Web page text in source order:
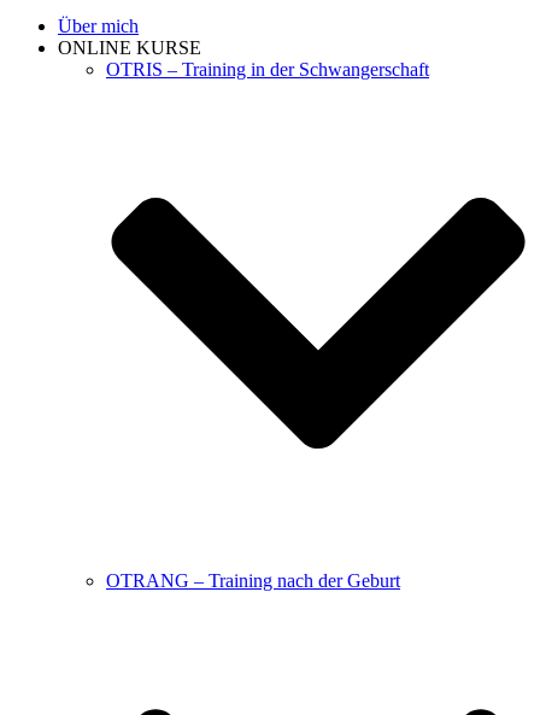
Über mich
ONLINE KURSE
OTRIS – Training in der Schwangerschaft
OTRANG – Training nach der Geburt